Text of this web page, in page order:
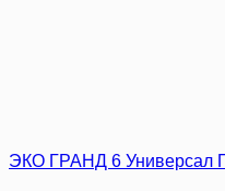
ЭКО ГРАНД 6 Универсал